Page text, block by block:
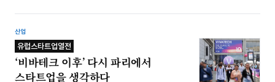
산업
유럽스타트업열전
‘비바테크 이후’ 다시 파리에서
스타트업을 생각하다